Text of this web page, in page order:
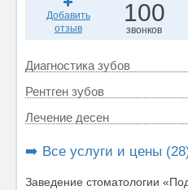
Добавить
отзыв
100
звонков
Диагностика зубов
Рентген зубов
Лечение десен
➡️ Все услуги и цены
Заведение стоматологии